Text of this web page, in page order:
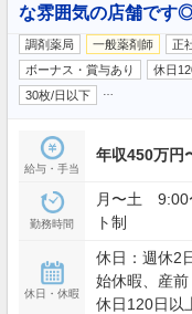
な雰囲気の店舗です
調剤薬局 一般薬剤師 正
ボーナス・賞与あり
休日
30枚/日以下
給与・手当
年収450万円
勤務時間
月〜土 9:00
ト制
休日・休暇
休日：週休2
始休暇、産
休日120日以